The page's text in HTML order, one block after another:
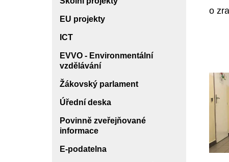
EU projekty
ICT
EVVO - Environmentální
vzdělávání
Žákovský parlament
Úřední deska
Povinně zveřejňované
informace
E-podatelna
o